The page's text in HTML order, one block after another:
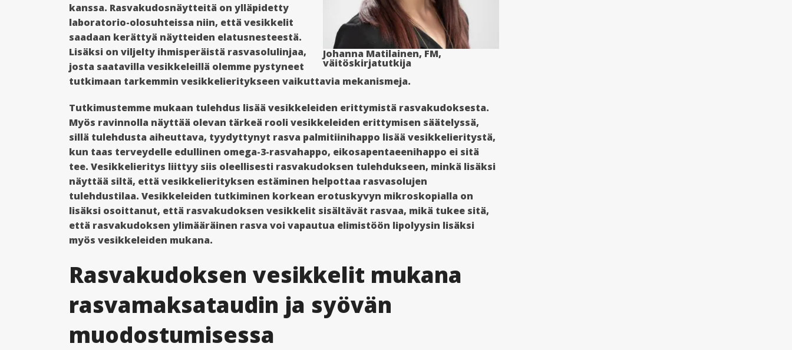
Johanna Matilainen, FM,
väitöskirjatutkija
kanssa. Rasvakudosnäytteitä on ylläpidetty
laboratorio-olosuhteissa niin, että vesikkelit
saadaan kerättyä näytteiden elatusnesteestä.
Lisäksi on viljelty ihmisperäistä rasvasolulinjaa,
josta saatavilla vesikkeleillä olemme pystyneet
tutkimaan tarkemmin vesikkelieritykseen vaikuttavia mekanismeja.
Tutkimustemme mukaan tulehdus lisää vesikkeleiden erittymistä rasvakudoksesta.
Myös ravinnolla näyttää olevan tärkeä rooli vesikkeleiden erittymisen säätelyssä,
sillä tulehdusta aiheuttava, tyydyttynyt rasva palmitiinihappo lisää vesikkelieritystä,
kun taas terveydelle edullinen omega-3-rasvahappo, eikosapentaeenihappo ei sitä
tee. Vesikkelieritys liittyy siis oleellisesti rasvakudoksen tulehdukseen, minkä lisäksi
näyttää siltä, että vesikkelierityksen estäminen helpottaa rasvasolujen
tulehdustilaa. Vesikkeleiden tutkiminen korkean erotuskyvyn mikroskopialla on
lisäksi osoittanut, että rasvakudoksen vesikkelit sisältävät rasvaa, mikä tukee sitä,
että rasvakudoksen ylimääräinen rasva voi vapautua elimistöön lipolyysin lisäksi
myös vesikkeleiden mukana.
Rasvakudoksen vesikkelit mukana
rasvamaksataudin ja syövän
muodostumisessa